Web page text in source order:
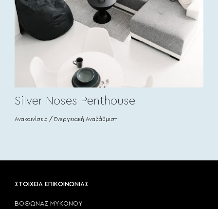
Silver Noses Penthouse
Ανακαινίσεις / Ενεργειακή Αναβάθμιση
ΣΤΟΙΧΕΙΑ ΕΠΙΚΟΙΝΩΝΙΑΣ
ΒΟΘΩΝΑΣ ΜΥΚΟΝΟΥ